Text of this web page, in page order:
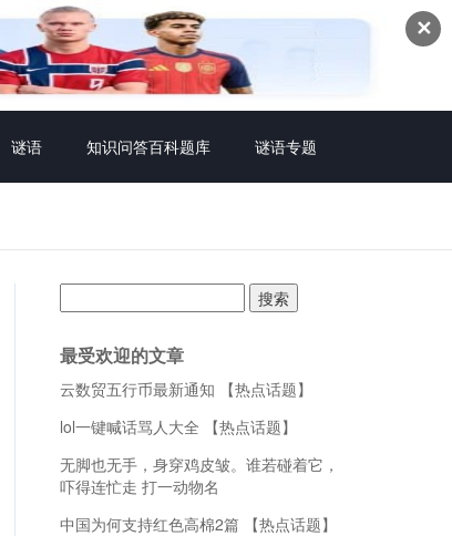
✕
谜语 知识问答百科题库 谜语专题
索：
最受欢迎的文章
云数贸五行币最新通知 【热点话题】
lol一键喊话骂人大全 【热点话题】
无脚也无手，身穿鸡皮皱。谁若碰着它，
吓得连忙走 打一动物名
中国为何支持红色高棉2篇 【热点话题】